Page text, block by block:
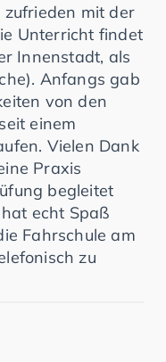
mit der
Unterricht findet
Innenstadt, als
Anfangs gab
von den
einem
Vielen Dank
Praxis
begleitet
echt Spaß
Fahrschule am
zu